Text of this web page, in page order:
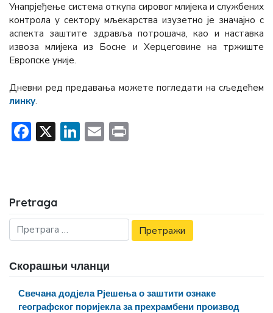
Унапрјеђење система откупа сировог млијека и службених
контрола у сектору мљекарства изузетно је значајно с
аспекта заштите здравља потрошача, као и наставка
извоза млијека из Босне и Херцеговине на тржиште
Европске уније.
Дневни ред предавања можете погледати на сљедећем
линку.
Facebook
X LinkedIn
Email
Pretraga
Скорашњи чланци
Свечана додјела Рјешења о заштити ознаке
географског поријекла за прехрамбени производ